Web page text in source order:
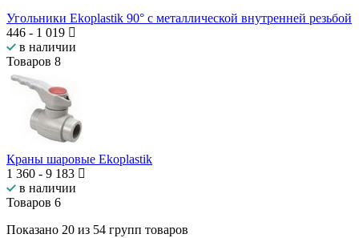
Угольники Ekoplastik 90° с металлической внутренней резьбой
446 - 1 019
в наличии
Товаров 8
Краны шаровые Ekoplastik
1 360 - 9 183
в наличии
Товаров 6
Показано 20 из 54 групп товаров